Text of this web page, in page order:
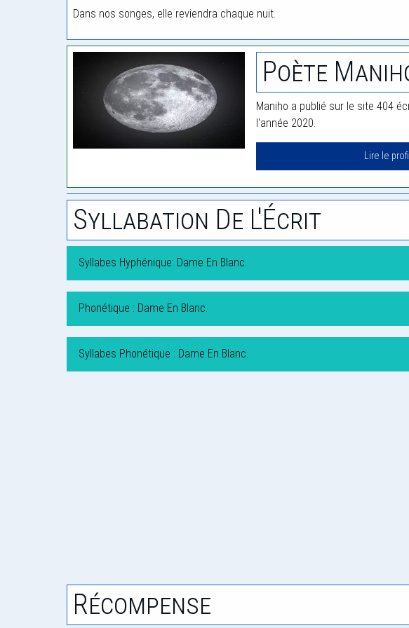
Dans nos songes, elle reviendra chaque nuit.
Poète
Maniho a publié sur le site 404
l'année 2020.
Lire le
Syllabation De L'Écrit
Syllabes Hyphénique: Dame En Blanc.
Phonétique : Dame En Blanc.
Syllabes Phonétique : Dame En Blanc.
Récompense